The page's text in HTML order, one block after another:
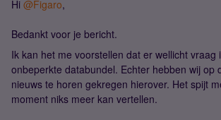
Hi @Figaro,
Bedankt voor je bericht.
Ik kan het me voorstellen dat er wellicht vraag
onbeperkte databundel. Echter hebben wij op
nieuws te horen gekregen hierover. Het spijt
moment niks meer kan vertellen.